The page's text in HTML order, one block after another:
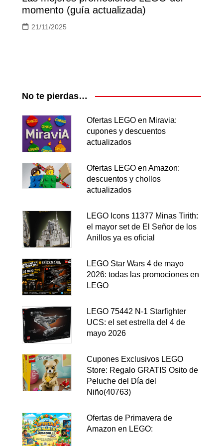
momento (guía actualizada)
21/11/2025
No te pierdas…
Ofertas LEGO en Miravia:
cupones y descuentos
actualizados
Ofertas LEGO en Amazon:
descuentos y chollos
actualizados
LEGO Icons 11377 Minas Tirith:
el mayor set de El Señor de los
Anillos ya es oficial
LEGO Star Wars 4 de mayo
2026: todas las promociones en
LEGO
LEGO 75442 N-1 Starfighter
UCS: el set estrella del 4 de
mayo 2026
Cupones Exclusivos LEGO
Store: Regalo GRATIS Osito de
Peluche del Día del
Niño(40763)
Ofertas de Primavera de
Amazon en LEGO: